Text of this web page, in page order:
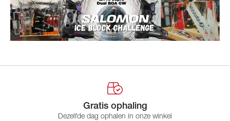
Gratis ophaling
Dezelfde dag ophalen in onze winkel